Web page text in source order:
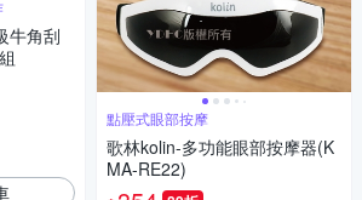
牛角刮
點壓式眼部按摩
歌林kolin-多功能眼部按摩器(K
MA-RE22)